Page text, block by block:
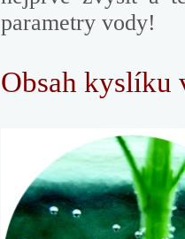
parametry vody!
Obsah kyslíku